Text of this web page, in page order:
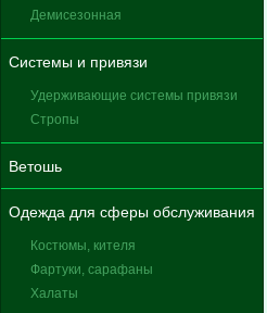
Демисезонная
Системы и привязи
Удерживающие системы привязи
Стропы
Ветошь
Одежда для сферы обслуживания
Костюмы, кителя
Фартуки, сарафаны
Халаты